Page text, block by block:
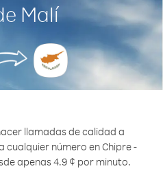
Malí
llamadas de calidad a
cualquier número en Chipre -
apenas 4.9 ¢ por minuto.